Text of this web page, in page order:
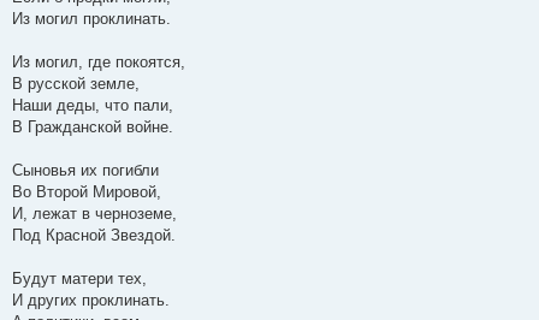
Из могил проклинать.
Из могил, где покоятся,
В русской земле,
Наши деды, что пали,
В Гражданской войне.
Сыновья их погибли
Во Второй Мировой,
И, лежат в черноземе,
Под Красной Звездой.
Будут матери тех,
И других проклинать.